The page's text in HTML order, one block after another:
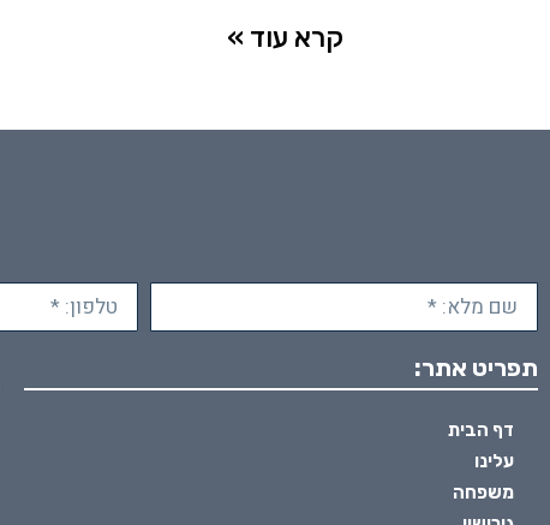
קרא עוד »
תפריט אתר:
דף הבית
עלינו
משפחה